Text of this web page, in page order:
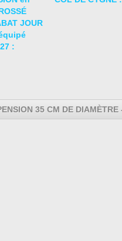
JOUR
: